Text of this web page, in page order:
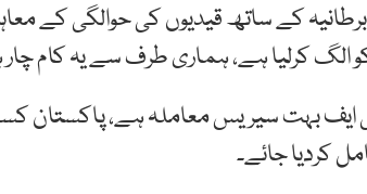
برطانیہ کے ساتھ قیدیوں کی حوالگی
الگ کرلیا ہے، ہماری طرف سے یہ کام
ایف بہت سیریس معاملہ ہے، پاکستان
کردیا جائے۔